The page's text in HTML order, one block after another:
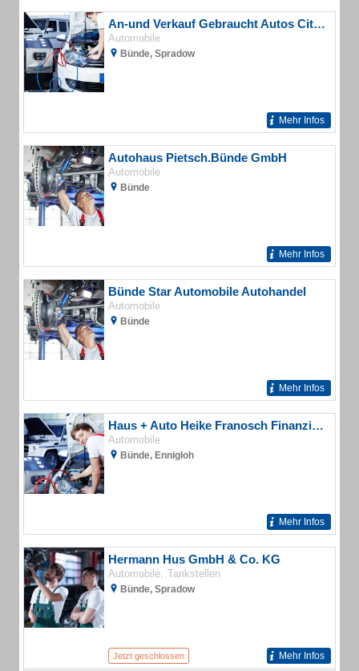
An-und Verkauf Gebraucht Autos City Mobil
Automobile
Bünde, Spradow
Mehr Infos
Autohaus Pietsch.Bünde GmbH
Automobile
Bünde
Mehr Infos
Bünde Star Automobile Autohandel
Automobile
Bünde
Mehr Infos
Haus + Auto Heike Franosch Finanzierungen
Automobile
Bünde, Ennigloh
Mehr Infos
Hermann Hus GmbH & Co. KG
Automobile Tankstellen
Bünde, Spradow
Jetzt geschlossen Mehr Infos